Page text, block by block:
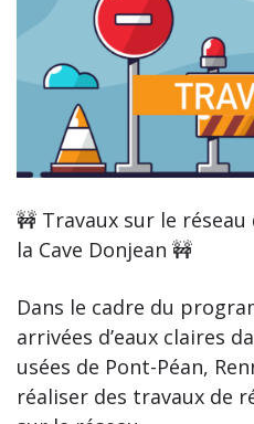
🚧 Travaux sur le réseau
la Cave Donjean 🚧
Dans le cadre du
arrivées d’eaux claires
usées de Pont-Péan,
réaliser des travaux de